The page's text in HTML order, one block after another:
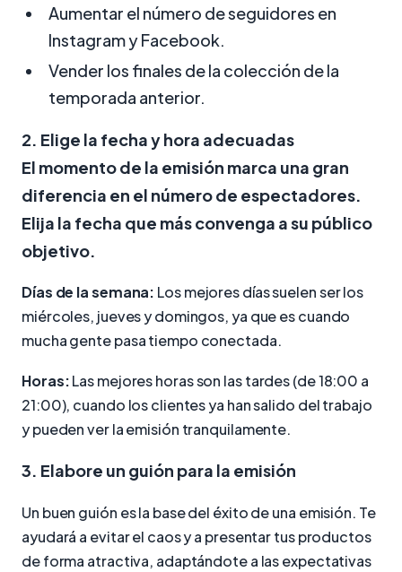
Aumentar el número de seguidores en
Instagram y Facebook.
Vender los finales de la colección de la
temporada anterior.
2. Elige la fecha y hora adecuadas
El momento de la emisión marca una gran
diferencia en el número de espectadores.
Elija la fecha que más convenga a su público
objetivo.
Días de la semana: Los mejores días suelen ser los
miércoles, jueves y domingos, ya que es cuando
mucha gente pasa tiempo conectada.
Horas:Las mejores horas son las tardes (de 18:00 a
21:00), cuando los clientes ya han salido del trabajo
y pueden ver la emisión tranquilamente.
3. Elabore un guión para la emisión
Un buen guión es la base del éxito de una emisión. Te
ayudará a evitar el caos y a presentar tus productos
de forma atractiva, adaptándote a las expectativas